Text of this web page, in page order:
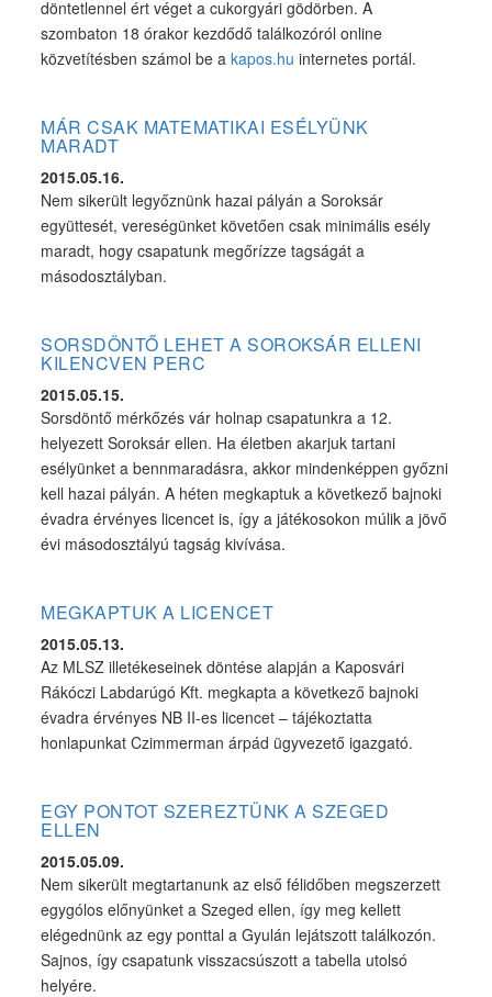
döntetlennel ért véget a cukorgyári gödörben. A
szombaton 18 órakor kezdődő találkozóról online
közvetítésben számol be akapos.hu internetes portál.
MÁR CSAK MATEMATIKAI ESÉLYÜNK
MARADT
2015.05.16.
Nem sikerült legyőznünk hazai pályán a Soroksár
együttesét, vereségünket követően csak minimális esély
maradt, hogy csapatunk megőrízze tagságát a
másodosztályban.
SORSDÖNTŐ LEHET A SOROKSÁR ELLENI
KILENCVEN PERC
2015.05.15.
Sorsdöntő mérkőzés vár holnap csapatunkra a 12.
helyezett Soroksár ellen. Ha életben akarjuk tartani
esélyünket a bennmaradásra, akkor mindenképpen győzni
kell hazai pályán. A héten megkaptuk a következő bajnoki
évadra érvényes licencet is, így a játékosokon múlik a jövő
évi másodosztályú tagság kivívása.
MEGKAPTUK A LICENCET
2015.05.13.
Az MLSZ illetékeseinek döntése alapján a Kaposvári
Rákóczi Labdarúgó Kft. megkapta a következő bajnoki
évadra érvényes NB II-es licencet – tájékoztatta
honlapunkat Czimmerman árpád ügyvezető igazgató.
EGY PONTOT SZEREZTÜNK A SZEGED
ELLEN
2015.05.09.
Nem sikerült megtartanunk az első félidőben megszerzett
egygólos előnyünket a Szeged ellen, így meg kellett
elégednünk az egy ponttal a Gyulán lejátszott találkozón.
Sajnos, így csapatunk visszacsúszott a tabella utolsó
helyére.